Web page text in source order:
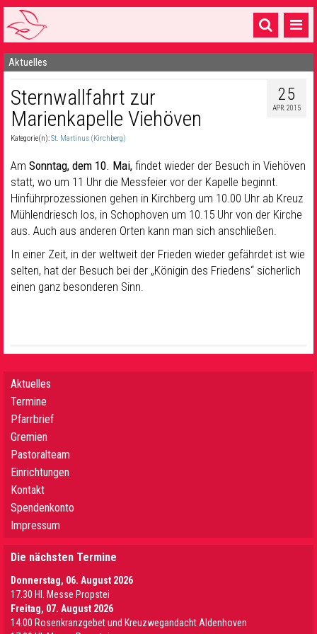
Startseite
1 Pfarrei
16 Gemeinden & mehr
Sakramente & Feste
Gemeinschaft & Soziales
Musik& Kultur
Seelsorge & Kontakt
Aktuelles
25
APR. 2015
Sternwallfahrt zur
Marienkapelle Viehöven
Kategorie(n):St. Martinus (Kirchberg)
Am Sonntag, dem 10. Mai, findet wieder der Besuch in Viehöven
statt, wo um 11 Uhr die Messfeier vor der Kapelle beginnt.
Hinführprozessionen gehen in Kirchberg um 10.00 Uhr ab Kreuz
Mühlendriesch los, in Schophoven um 10.15 Uhr von der Kirche
aus. Auch aus anderen Orten kann man sich anschließen.
In einer Zeit, in der weltweit der Frieden wieder gefährdet ist wie
selten, hat der Besuch bei der „Königin des Friedens“ sicherlich
einen ganz besonderen Sinn.
Aktuelles
Termine
Pfarrbrief
Gremien
Pastoralteam
Einrichtungen
Kontakt
Spendenkonto
Impressum
Die nächsten Termine
Donnerstag, 06. August 2026
17.30 Hl. Messe Propstei
Freitag, 07. August 2026
14.00 Rosenkranzgebet und Kreuzwegandacht Aldenhoven